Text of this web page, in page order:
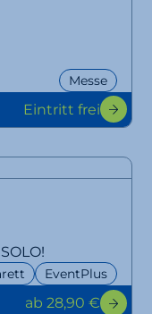
Messe
Eintritt frei
EventPlus
ab 28,90 €